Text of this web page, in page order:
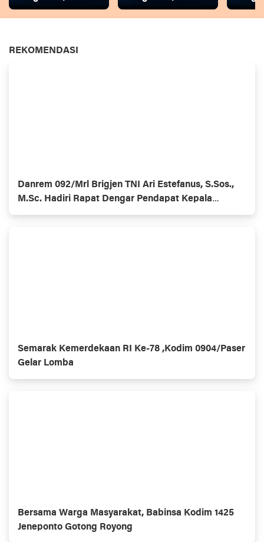
REKOMENDASI
Danrem 092/Mrl Brigjen TNI Ari Estefanus, S.Sos.,
M.Sc. Hadiri Rapat Dengar Pendapat Kepala
Daerah Se-Provinsi Kalimantan Utara
Semarak Kemerdekaan RI Ke-78 ,Kodim 0904/Paser
Gelar Lomba
Bersama Warga Masyarakat, Babinsa Kodim 1425
Jeneponto Gotong Royong